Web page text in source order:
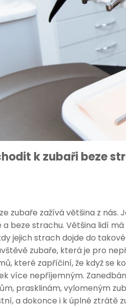
k zubaři beze
zubaře zažívá většina z nás.
a beze strachu. Většina lidí
jejich strach dojde do
zubaře, která je pro
které zapříčiní, že když se
více nepříjemným.
prasklinám, vylomeným
a dokonce i k úplné ztrátě